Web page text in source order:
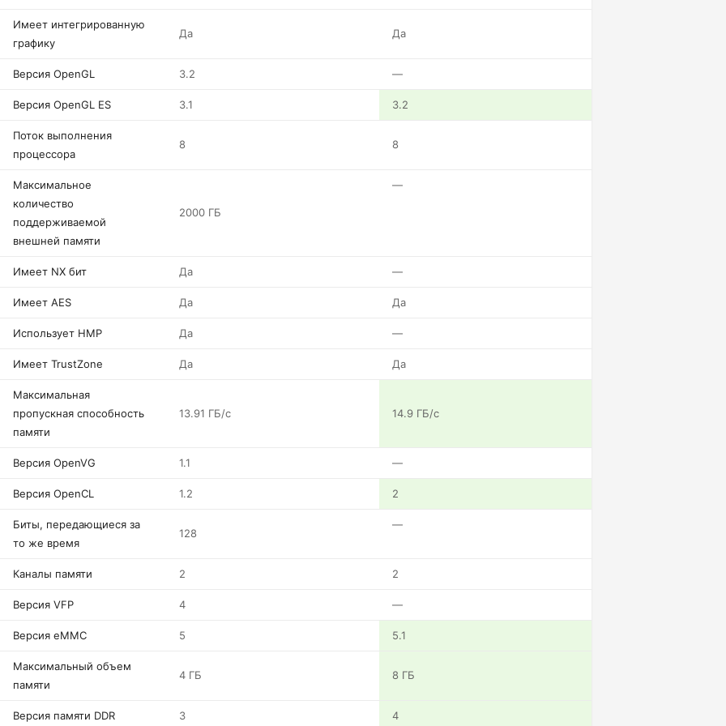
Имеет интегрированную
графику
Да Да
Версия OpenGL 3.2 —
Версия OpenGL ES 3.1 3.2
Поток выполнения
процессора
8 8
Максимальное
количество
поддерживаемой
внешней памяти
2000 ГБ
—
Имеет NX бит Да —
Имеет AES Да Да
Использует HMP Да —
Имеет TrustZone Да Да
Максимальная
пропускная способность
памяти
13.91 ГБ/с 14.9 ГБ/с
Версия OpenVG 1.1 —
Версия OpenCL 1.2 2
Биты, передающиеся за
то же время
128
—
Каналы памяти 2 2
Версия VFP 4 —
Версия eMMC 5 5.1
Максимальный объем
памяти
4 ГБ 8 ГБ
Версия памяти DDR 3 4